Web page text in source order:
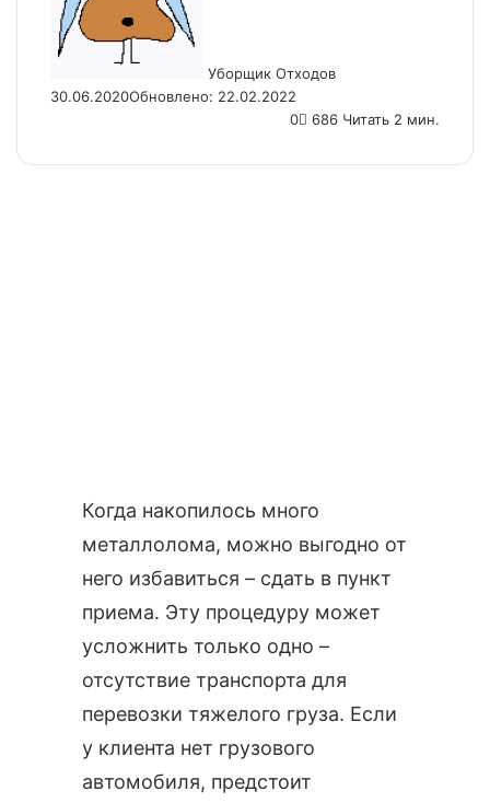
Уборщик Отходов
30.06.2020Обновлено: 22.02.2022
0
686 Читать 2 мин.
Когда накопилось много
металлолома, можно выгодно от
него избавиться – сдать в пункт
приема. Эту процедуру может
усложнить только одно –
отсутствие транспорта для
перевозки тяжелого груза. Если
у клиента нет грузового
автомобиля, предстоит